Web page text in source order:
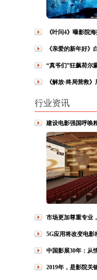
《叶问4》曝影院
《亲爱的新年好》
“真爷们”狂飙荷尔
《解放·终局营救
行业资讯
建设电影强国呼唤
市场更加尊重专业
5G应用将改变电影
中国影展30年：从
2019年，是影院关